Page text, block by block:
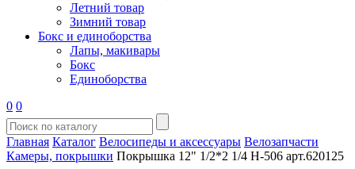
Летний товар
Зимний товар
Бокс и единоборства
Лапы, макивары
Бокс
Единоборства
0 0
Главная Каталог Велосипеды и аксессуары Велозапчасти
Камеры, покрышки Покрышка 12" 1/2*2 1/4 H-506 арт.620125